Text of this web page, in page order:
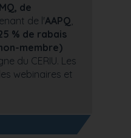
de
de l'AAPQ
% de rabais
membre)
du CERIU. Les
webinaires et